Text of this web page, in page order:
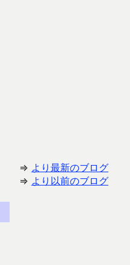
⇒ より最新のブログ
⇒ より以前のブログ